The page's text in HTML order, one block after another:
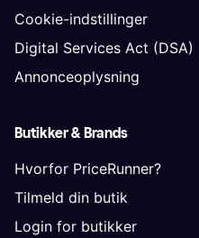
Cookie-indstillinger
Digital Services Act (DSA)
Annonceoplysning
Butikker & Brands
Hvorfor PriceRunner?
Tilmeld din butik
Login for butikker